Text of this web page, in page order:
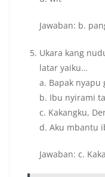
Jawaban: b.
Ukara kang
latar yaiku…
a. Bapak nyapu
b. Ibu nyirami
c. Kakangku,
d. Aku mbantu
Jawaban: c.